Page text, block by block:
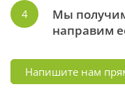
Мы
направим
Напишите нам